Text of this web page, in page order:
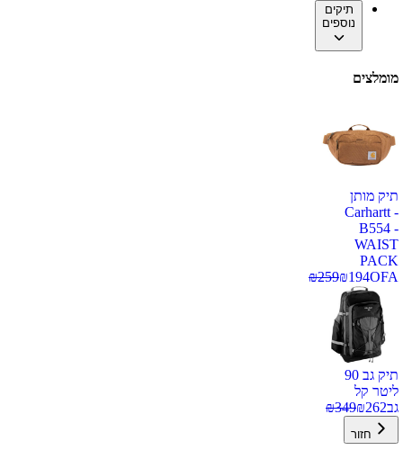
תיקים
נוספים
מומלצים
תיק מותן
Carhartt -
B554 -
WAIST
PACK
OFA
₪194
₪259
תיק גב 90
ליטר קל
גב
₪262
₪349
חזור